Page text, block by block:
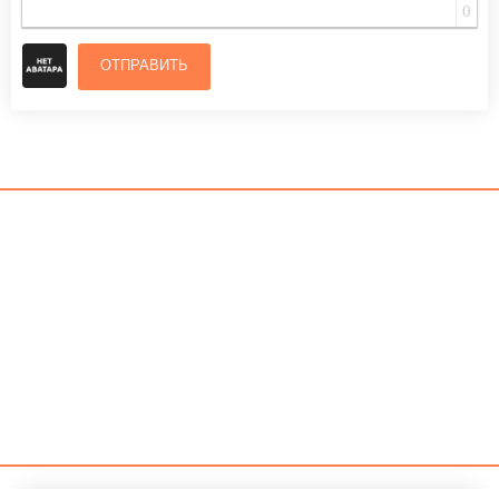
0
ОТПРАВИТЬ